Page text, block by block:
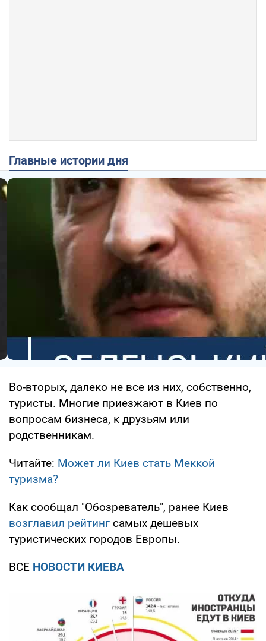
Главные истории дня
Во-вторых, далеко не все из них, собственно,
туристы. Многие приезжают в Киев по
вопросам бизнеса, к друзьям или
родственникам.
Читайте: Может ли Киев стать Меккой
туризма?
Как сообщал "Обозреватель", ранее Киев
возглавил рейтинг самых дешевых
туристических городов Европы.
ВСЕ НОВОСТИ КИЕВА